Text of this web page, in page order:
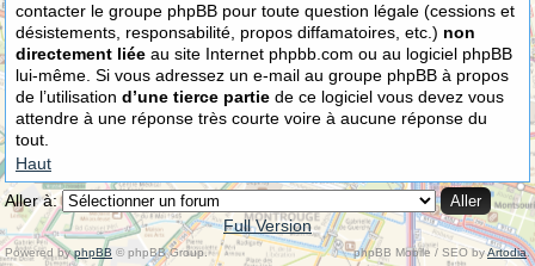
contacter le groupe phpBB pour toute question légale (cessions et
désistements, responsabilité, propos diffamatoires, etc.) non
directement liée au site Internet phpbb.com ou au logiciel phpBB
lui-même. Si vous adressez un e-mail au groupe phpBB à propos
de l’utilisation d’une tierce partie de ce logiciel vous devez vous
attendre à une réponse très courte voire à aucune réponse du
tout.
Haut
Aller à:
Full Version
Powered byphpBB © phpBB Group. phpBB Mobile / SEO byArtodia.